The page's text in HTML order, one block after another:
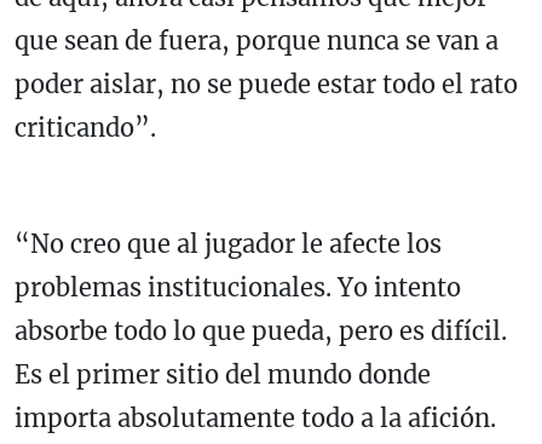
que sean de fuera, porque nunca se van a
poder aislar, no se puede estar todo el rato
criticando”.
“No creo que al jugador le afecte los
problemas institucionales. Yo intento
absorbe todo lo que pueda, pero es difícil.
Es el primer sitio del mundo donde
importa absolutamente todo a la afición.